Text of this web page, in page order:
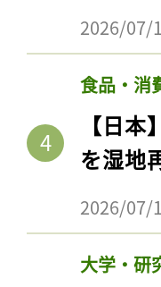
2026/07/
食品・消
【日
を湿地
2026/07/
大学・研